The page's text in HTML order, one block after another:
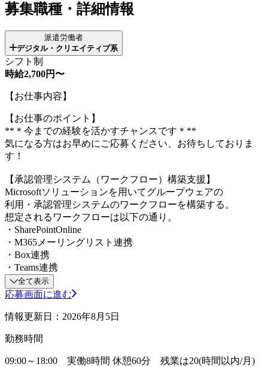
募集職種・詳細情報
派遣労働者
デジタル・クリエイティブ系
シフト制
時給2,700円〜
【お仕事内容】
【お仕事のポイント】
**＊今までの経験を活かすチャンスです＊**
気になる方はお早めにご応募ください、お待ちしておりま
す！
【承認管理システム（ワークフロー）構築支援】
Microsoftソリューションを用いてグループウェアの
利用・承認管理システムのワークフローを構築する。
想定されるワークフローは以下の通り。
・SharePointOnline
・M365メーリングリスト連携
・Box連携
・Teams連携
全て表示
応募画面に進む
情報更新日：2026年8月5日
勤務時間
09:00～18:00 実働8時間 休憩60分 残業は20(時間以内/月)